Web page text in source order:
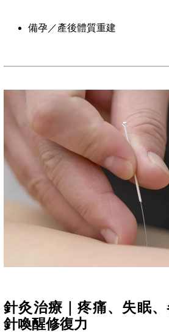
備孕／產後體質重建
針灸治療｜疼痛、失眠
針喚醒修復力